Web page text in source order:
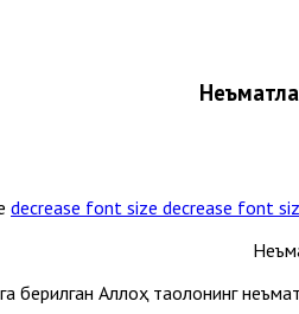
decrease font size
Аллоҳ таолонинг